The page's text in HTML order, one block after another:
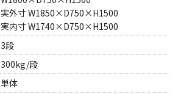
実外寸 W1850×D750×H1500
実内寸 W1740×D750×H1500
3段
300kg/段
単体